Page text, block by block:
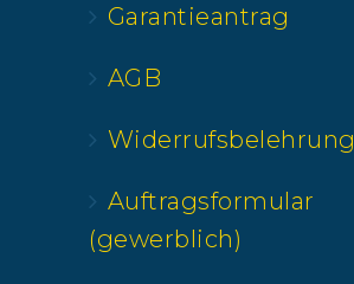
Garantieantrag
AGB
Widerrufsbelehrung
Auftragsformular
(gewerblich)